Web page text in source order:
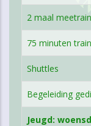
2 maal
75 minuten
Shuttles
Begeleiding
Jeugd: